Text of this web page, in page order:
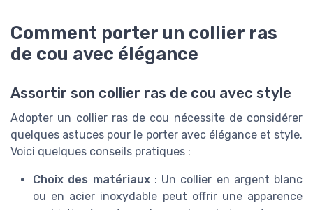
Comment porter un collier ras
de cou avec élégance
Assortir son collier ras de cou avec style
Adopter un collier ras de cou nécessite de considérer
quelques astuces pour le porter avec élégance et style.
Voici quelques conseils pratiques :
Choix des matériaux: Un collier en argent blanc
ou en acier inoxydable peut offrir une apparence